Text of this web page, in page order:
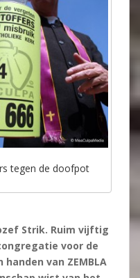
tegen de doofpot
Strik. Ruim vijftig
voor de
van ZEMBLA